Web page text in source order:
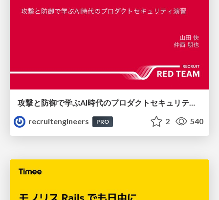
攻撃と防御で学ぶAI時代のプロダクトセキュリティ演習
recruitengineers
PRO 2 540